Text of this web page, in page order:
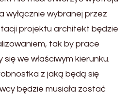
wyłącznie wybranej przez
projektu architekt będzie
tak by prace
we właściwym kierunku.
z jaką będą się
będzie musiała zostać